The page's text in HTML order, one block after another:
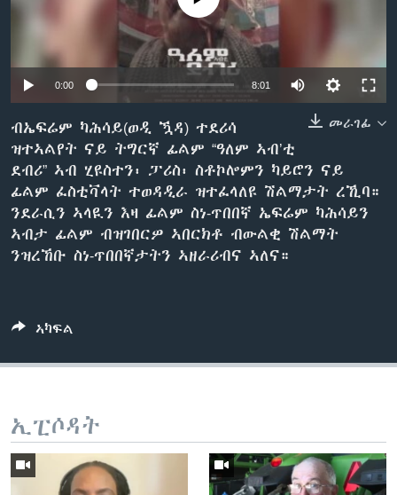
0:00 8:01
መራገፊ
ብኤፍሬም ካሕሳይ(ወዲ ዃዳ) ተደሪሳ
ዝተኣልየት ናይ ትግርኛ ፊልም “ዓለም ኣብ’ቲ
ደብሪ” ኣብ ሂዩስተን፡ ፓሪስ፡ ስቶኮሎምን ካይሮን ናይ
ፊልም ፈስቲቫላት ተወዳዲራ ዝተፈላለዩ ሽልማታት ረኺባ።
ንደራሲን ኣላዪን እዛ ፊልም ስነ-ጥበበኛ ኤፍሬም ካሕሳይን
ኣብታ ፊልም ብዝገበርዎ ኣበርክቶ ብውልቂ ሽልማት
ንዝረኸቡ ስነ-ጥበበኛታትን ኣዘራሪብና ኣለና።
ኣካፍል
ኢፒሶዳት